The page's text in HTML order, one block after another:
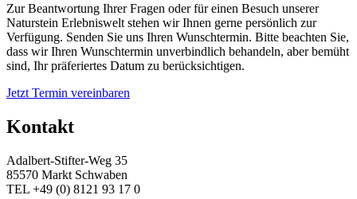
Zur Beantwortung Ihrer Fragen oder für einen Besuch unserer
Naturstein Erlebniswelt stehen wir Ihnen gerne persönlich zur
Verfügung. Senden Sie uns Ihren Wunschtermin. Bitte beachten Sie,
dass wir Ihren Wunschtermin unverbindlich behandeln, aber bemüht
sind, Ihr präferiertes Datum zu berücksichtigen.
Jetzt Termin vereinbaren
Kontakt
Adalbert-Stifter-Weg 35
85570 Markt Schwaben
TEL +49 (0) 8121 93 17 0